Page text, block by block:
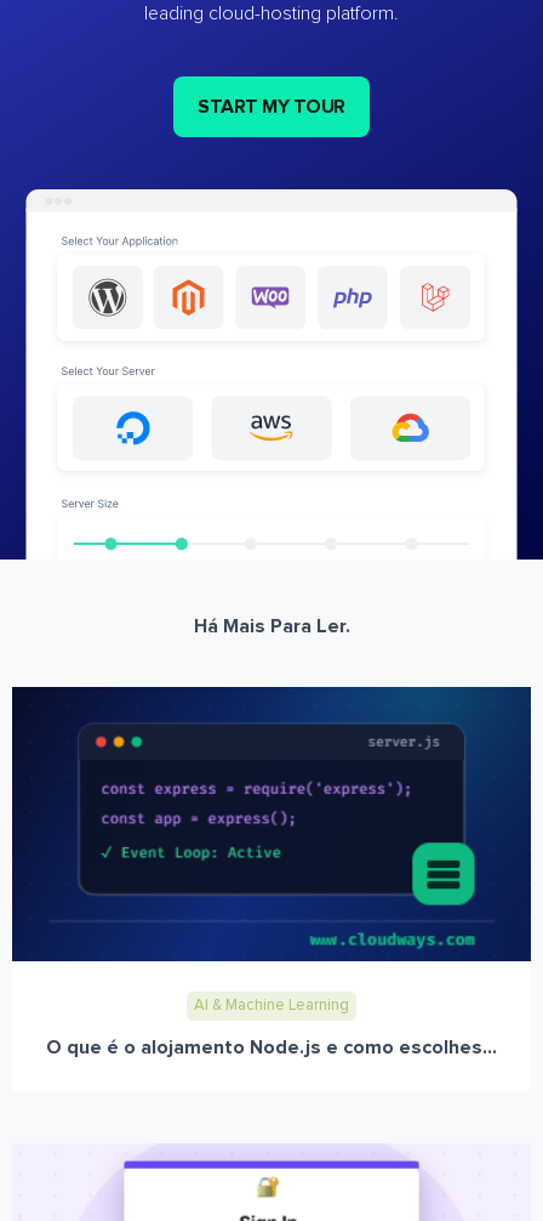
leading cloud-hosting platform.
START MY TOUR
Há Mais Para Ler.
AI & Machine Learning
O que é o alojamento Node.js e como escolhes...